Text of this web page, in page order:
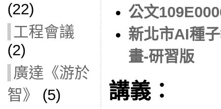
(22)
工程會議
(2)
廣達《游於
智》
(5)
公文
新北市AI種
畫-研習版
講義：